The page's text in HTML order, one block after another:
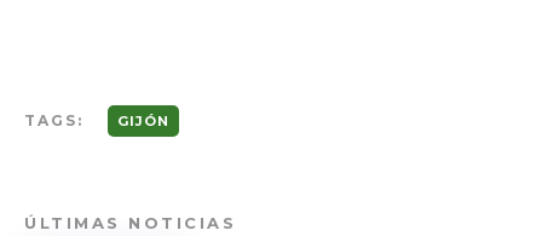
TAGS: GIJÓN
ÚLTIMAS NOTICIAS